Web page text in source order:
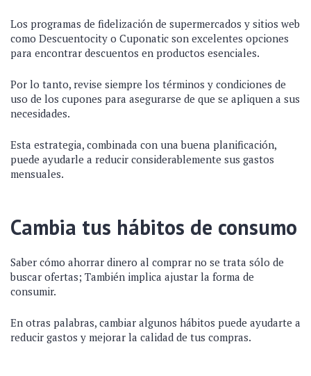
Los programas de fidelización de supermercados y sitios web
como Descuentocity o Cuponatic son excelentes opciones
para encontrar descuentos en productos esenciales.
Por lo tanto, revise siempre los términos y condiciones de
uso de los cupones para asegurarse de que se apliquen a sus
necesidades.
Esta estrategia, combinada con una buena planificación,
puede ayudarle a reducir considerablemente sus gastos
mensuales.
Cambia tus hábitos de consumo
Saber cómo ahorrar dinero al comprar no se trata sólo de
buscar ofertas; También implica ajustar la forma de
consumir.
En otras palabras, cambiar algunos hábitos puede ayudarte a
reducir gastos y mejorar la calidad de tus compras.